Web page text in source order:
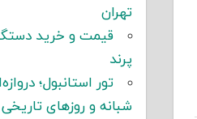
تهران
قیمت و خرید
پرند
تور استانبول؛
شبانه و روزهای تاریخی